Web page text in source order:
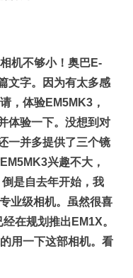
机不够小！奥巴E-
文字。因为有太多感
，体验EM5MK3，
体验一下。没想到对
一并多提供了三个镜
兴趣不大，
是自去年开始，我
业级相机。虽然很喜
在规划推出EM1X。
用一下这部相机。看